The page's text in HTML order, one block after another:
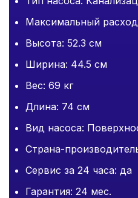
Максимальный
Высота: 52.3 см
Ширина: 44.5 см
Вес: 69 кг
Длина: 74 см
Вид насоса:
Страна-
Сервис за 24 часа: да
Гарантия: 24 мес.